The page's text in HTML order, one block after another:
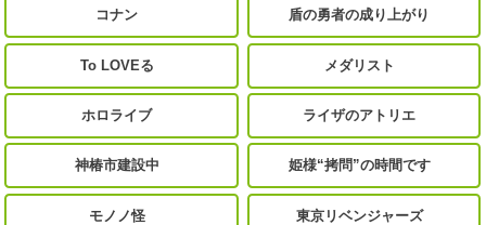
コナン 盾の勇者の成り上がり
To LOVEる メダリスト
ホロライブ ライザのアトリエ
神椿市建設中 姫様“拷問”の時間です
モノノ怪 東京リベンジャーズ